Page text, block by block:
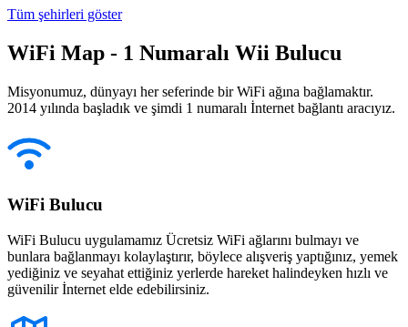
Tüm şehirleri göster
WiFi Map - 1 Numaralı Wii Bulucu
Misyonumuz, dünyayı her seferinde bir WiFi ağına bağlamaktır.
2014 yılında başladık ve şimdi 1 numaralı İnternet bağlantı aracıyız.
WiFi Bulucu
WiFi Bulucu uygulamamız Ücretsiz WiFi ağlarını bulmayı ve
bunlara bağlanmayı kolaylaştırır, böylece alışveriş yaptığınız, yemek
yediğiniz ve seyahat ettiğiniz yerlerde hareket halindeyken hızlı ve
güvenilir İnternet elde edebilirsiniz.